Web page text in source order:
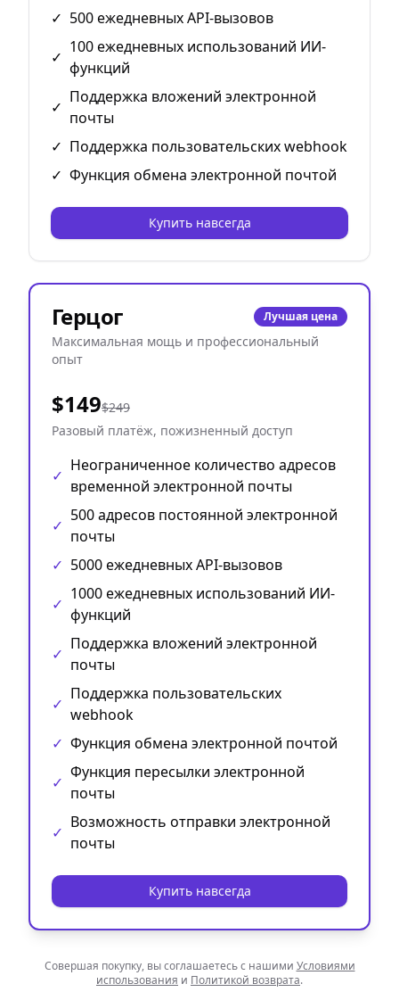
✓ 500 ежедневных API-вызовов
✓
100 ежедневных использований ИИ-
функций
✓
Поддержка вложений электронной
почты
✓ Поддержка пользовательских webhook
✓ Функция обмена электронной почтой
Купить навсегда
Герцог Лучшая цена
Максимальная мощь и профессиональный
опыт
$149$249
Разовый платёж, пожизненный доступ
✓
Неограниченное количество адресов
временной электронной почты
✓
500 адресов постоянной электронной
почты
✓ 5000 ежедневных API-вызовов
✓
1000 ежедневных использований ИИ-
функций
✓
Поддержка вложений электронной
почты
✓
Поддержка пользовательских
webhook
✓ Функция обмена электронной почтой
✓
Функция пересылки электронной
почты
✓
Возможность отправки электронной
почты
Купить навсегда
Совершая покупку, вы соглашаетесь с нашими Условиями
использования и Политикой возврата.